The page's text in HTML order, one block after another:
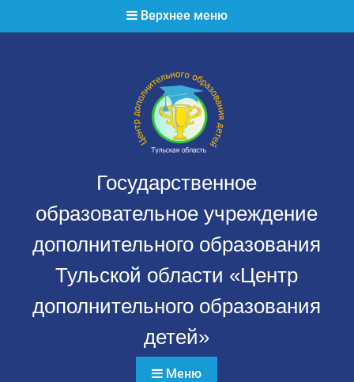
Верхнее меню
Государственное
образовательное учреждение
дополнительного образования
Тульской области «Центр
дополнительного образования
детей»
Меню